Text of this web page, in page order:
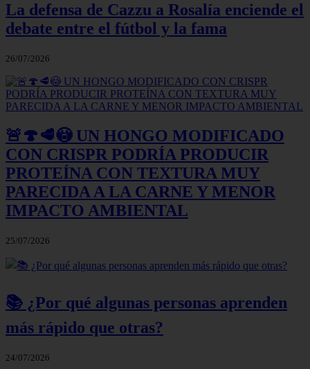
La defensa de Cazzu a Rosalía enciende el
debate entre el fútbol y la fama
26/07/2026
🚨🍄🥩😳 UN HONGO MODIFICADO
CON CRISPR PODRÍA PRODUCIR
PROTEÍNA CON TEXTURA MUY
PARECIDA A LA CARNE Y MENOR
IMPACTO AMBIENTAL
25/07/2026
📚 ¿Por qué algunas personas aprenden
más rápido que otras?
24/07/2026